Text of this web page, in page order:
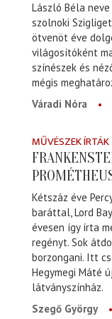
László Béla
szolnoki
ötvenöt éve
világosítóként
színészek és
mégis
Váradi Nóra
MŰVÉSZEK ÍRTÁK
Kétszáz éve
baráttal, Lord
évesen így írta
regényt. Sok
borzongani. Itt
Hegymegi Máté
látványszínház.
Szegő György